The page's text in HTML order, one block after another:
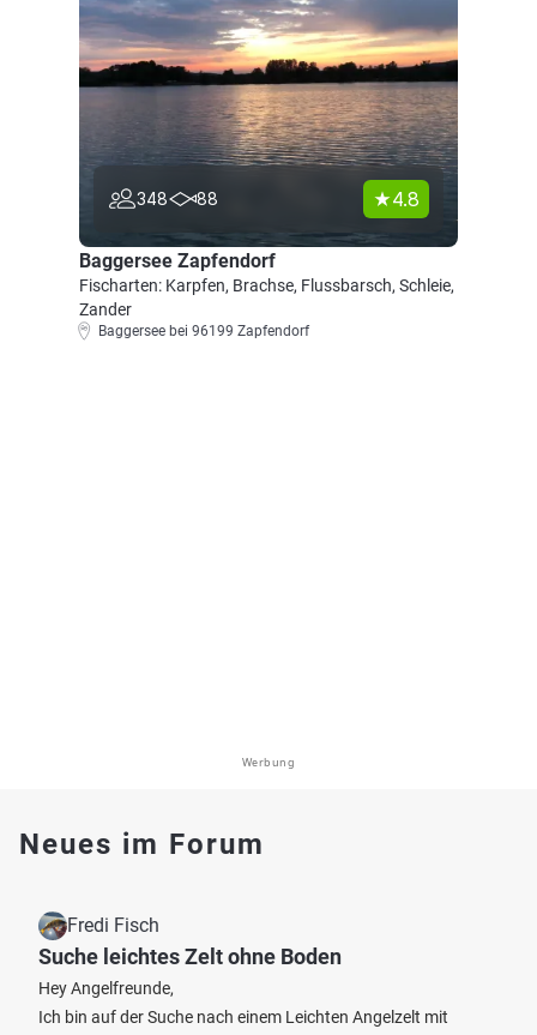
348 88 4.8
Baggersee Zapfendorf
Fischarten: Karpfen, Brachse, Flussbarsch, Schleie,
Zander
Baggersee bei 96199 Zapfendorf
Werbung
Neues im Forum
Fredi Fisch
Suche leichtes Zelt ohne Boden
Hey Angelfreunde,
Ich bin auf der Suche nach einem Leichten Angelzelt mit